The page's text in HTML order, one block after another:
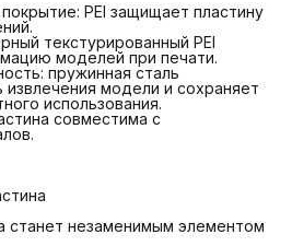
PEI защищает пластину
текстурированный PEI
моделей при печати.
пружинная сталь
извлечения модели и сохраняет
использования.
совместима с
станет незаменимым элементом